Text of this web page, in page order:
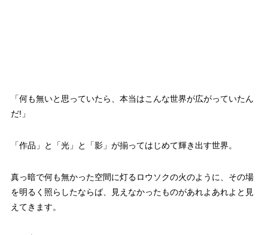
「何も無いと思っていたら、本当はこんな世界が広がっていたん
だ!」
「作品」と「光」と「影」が揃ってはじめて輝き出す世界。
真っ暗で何も無かった空間に灯るロウソクの火のように、その場
を明るく照らしたならば、見えなかったものがあれよあれよと見
えてきます。